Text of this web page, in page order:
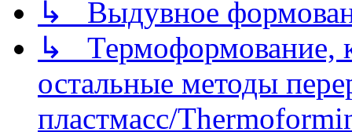
↳ Выдувное
↳ Термоформование,
остальные методы
пластмасс/